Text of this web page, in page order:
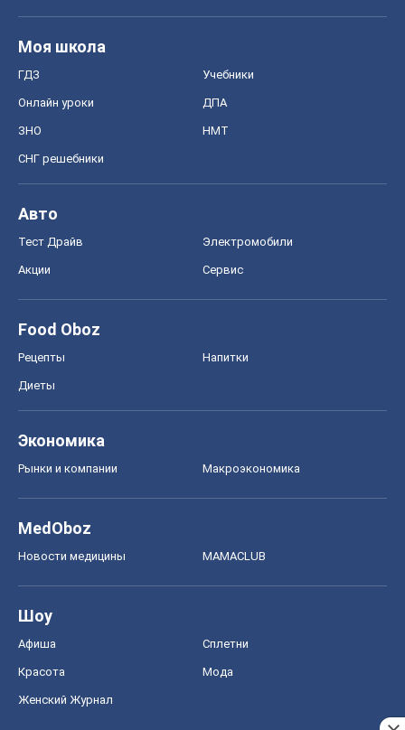
Моя школа
ГДЗ Учебники
Онлайн уроки ДПА
ЗНО НМТ
СНГ решебники
Авто
Тест Драйв Электромобили
Акции Сервис
Food Oboz
Рецепты Напитки
Диеты
Экономика
Рынки и компании Mакроэкономика
MedOboz
Новости медицины MAMACLUB
Шоу
Афиша Сплетни
Красота Мода
Женский Журнал